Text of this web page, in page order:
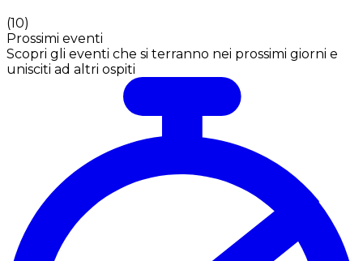
(10)
Prossimi eventi
Scopri gli eventi che si terranno nei prossimi giorni e
unisciti ad altri ospiti